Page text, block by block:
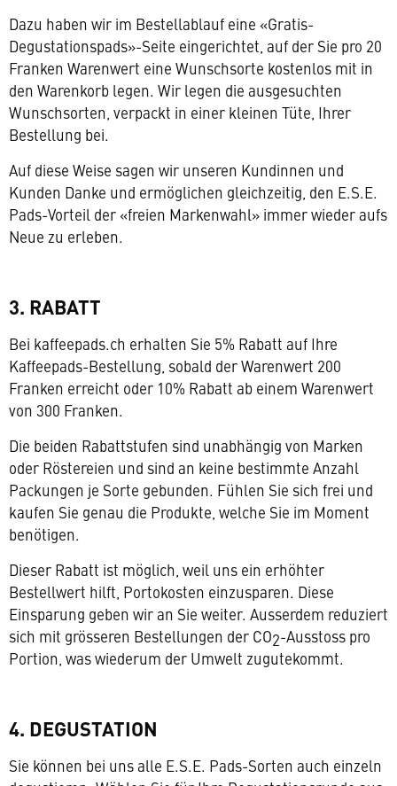
Dazu haben wir im Bestellablauf eine «Gratis-
Degustationspads»-Seite eingerichtet, auf der Sie pro 20
Franken Warenwert eine Wunschsorte kostenlos mit in
den Warenkorb legen. Wir legen die ausgesuchten
Wunschsorten, verpackt in einer kleinen Tüte, Ihrer
Bestellung bei.
Auf diese Weise sagen wir unseren Kundinnen und
Kunden Danke und ermöglichen gleichzeitig, den E.S.E.
Pads-Vorteil der «freien Markenwahl» immer wieder aufs
Neue zu erleben.
3. RABATT
Bei kaffeepads.ch erhalten Sie 5% Rabatt auf Ihre
Kaffeepads-Bestellung, sobald der Warenwert 200
Franken erreicht oder 10% Rabatt ab einem Warenwert
von 300 Franken.
Die beiden Rabattstufen sind unabhängig von Marken
oder Röstereien und sind an keine bestimmte Anzahl
Packungen je Sorte gebunden. Fühlen Sie sich frei und
kaufen Sie genau die Produkte, welche Sie im Moment
benötigen.
Dieser Rabatt ist möglich, weil uns ein erhöhter
Bestellwert hilft, Portokosten einzusparen. Diese
Einsparung geben wir an Sie weiter. Ausserdem reduziert
sich mit grösseren Bestellungen der CO2-Ausstoss pro
Portion, was wiederum der Umwelt zugutekommt.
4. DEGUSTATION
Sie können bei uns alle E.S.E. Pads-Sorten auch einzeln